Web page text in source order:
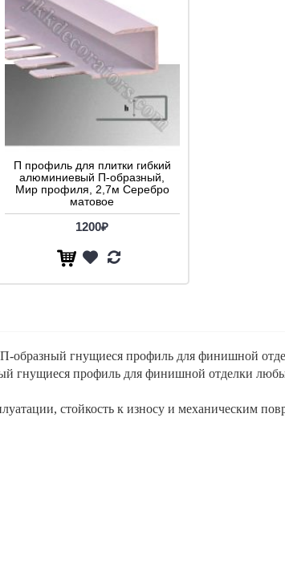
П профиль для плитки гибкий
алюминиевый П-образный,
Мир профиля, 2,7м Серебро
матовое
1200₽
образный гнущиеся профиль для финишной
гнущиеся профиль для финишной отделки
стойкость к износу и механическим